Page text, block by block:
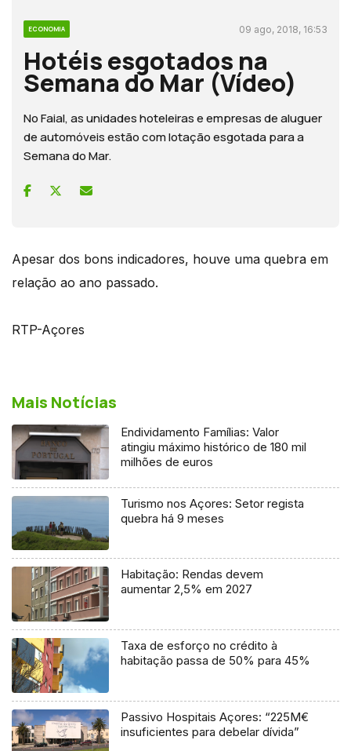
ECONOMIA 09 ago, 2018, 16:53
Hotéis esgotados na
Semana do Mar (Vídeo)
No Faial, as unidades hoteleiras e empresas de aluguer
de automóveis estão com lotação esgotada para a
Semana do Mar.
Apesar dos bons indicadores, houve uma quebra em
relação ao ano passado.
RTP-Açores
Mais Notícias
Endividamento Famílias: Valor
atingiu máximo histórico de 180 mil
milhões de euros
Turismo nos Açores: Setor regista
quebra há 9 meses
Habitação: Rendas devem
aumentar 2,5% em 2027
Taxa de esforço no crédito à
habitação passa de 50% para 45%
Passivo Hospitais Açores: “225M€
insuficientes para debelar dívida”